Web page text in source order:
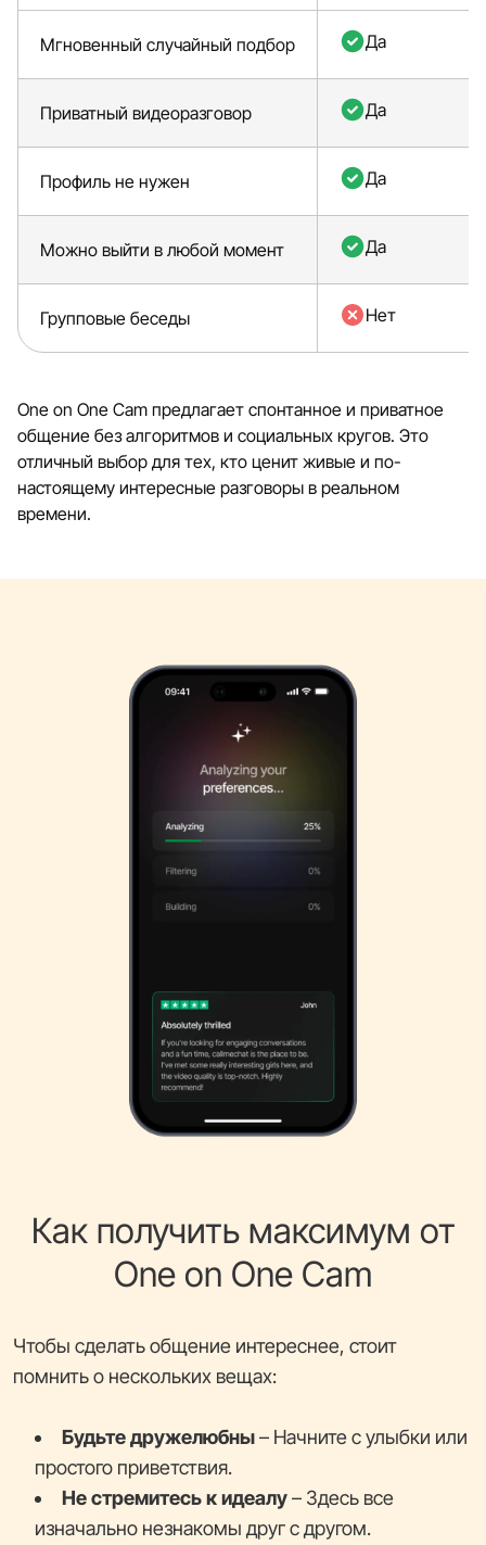
Мгновенный случайный подбор Да
Приватный видеоразговор Да
Профиль не нужен Да
Можно выйти в любой момент Да
Групповые беседы Нет
One on One Cam предлагает спонтанное и приватное
общение без алгоритмов и социальных кругов. Это
отличный выбор для тех, кто ценит живые и по-
настоящему интересные разговоры в реальном
времени.
Как получить максимум от
One on One Cam
Чтобы сделать общение интереснее, стоит
помнить о нескольких вещах:
Будьте дружелюбны– Начните с улыбки или
простого приветствия.
Не стремитесь к идеалу– Здесь все
изначально незнакомы друг с другом.